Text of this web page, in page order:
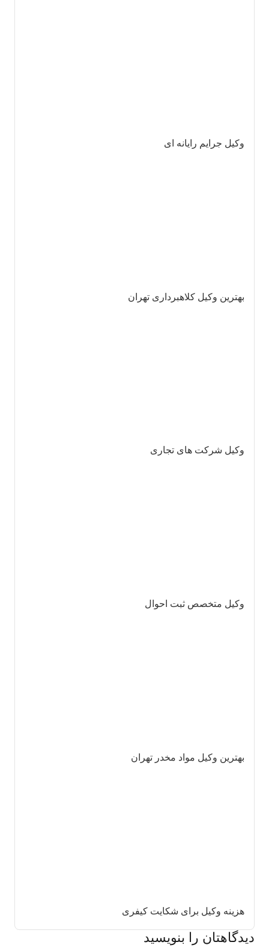
وکیل جرایم رایانه ای
بهترین وکیل کلاهبرداری تهران
وکیل شرکت های تجاری
وکیل متخصص ثبت احوال
بهترین وکیل مواد مخدر تهران
هزینه وکیل برای شکایت کیفری
دیدگاهتان را بنویسید